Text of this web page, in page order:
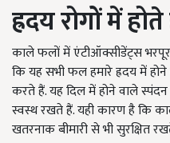
ह्रदय रोगों में
काले फलों में एंटीऑक्सीडेंट्स भरपूर
कि यह सभी फल हमारे ह्रदय में होने
करते हैं. यह दिल में होने वाले
स्वस्थ रखते हैं. यही कारण है कि
खतरनाक बीमारी से भी सुरक्षित